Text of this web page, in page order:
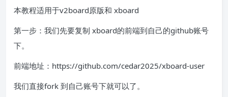
本教程适用于v2board原版和 xboard
第一步：我们先要复制 xboard的前端到自己的github账号
下。
前端地址：https://github.com/cedar2025/xboard-user
我们直接fork 到自己账号下就可以了。